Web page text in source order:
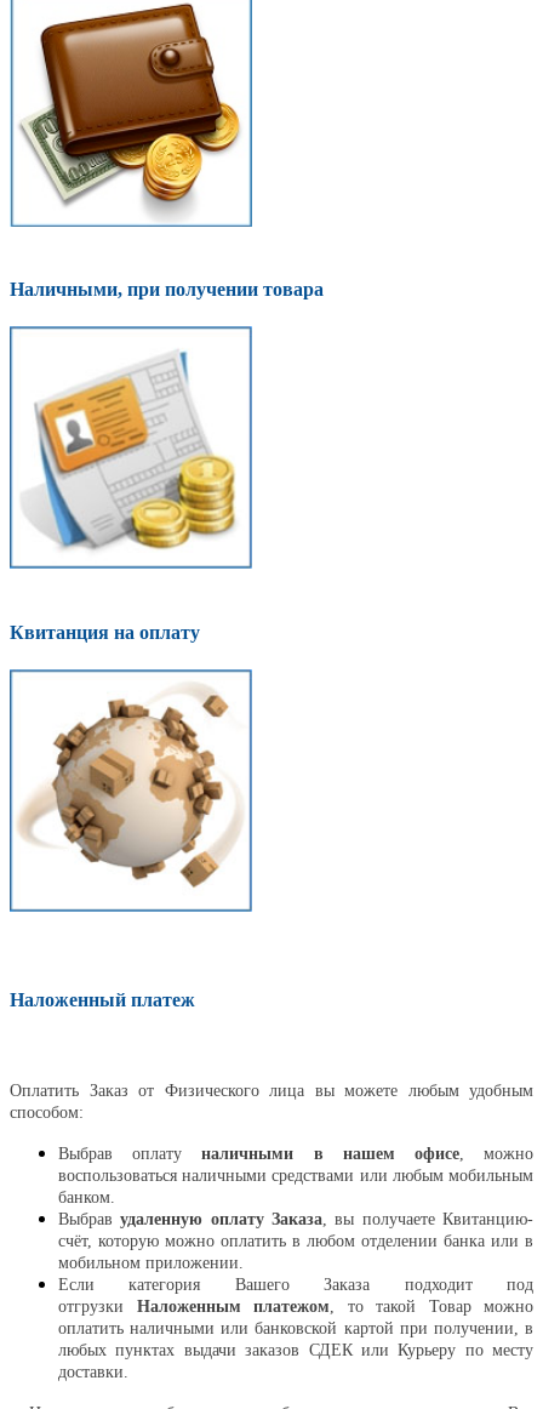
Наличными, при получении товара
Квитанция на оплату
Наложенный платеж
Оплатить Заказ от Физического лица вы можете любым удобным
способом:
Выбрав оплатуналичными в нашем офисе, можно
воспользоваться наличными средствами или любым мобильным
банком.
Выбравудаленную оплату Заказа , вы получаете Квитанцию-
счёт, которую можно оплатить в любом отделении банка или в
мобильном приложении.
Если категория Вашего Заказа подходит под
отгрузки Наложенным платежом , то такой Товар можно
оплатить наличными или банковской картой при получении, в
любых пунктах выдачи заказов СДЕК или Курьеру по месту
доставки.